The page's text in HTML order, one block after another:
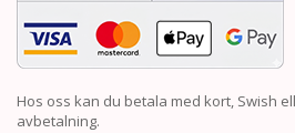
Hos oss kan du betala med kort, Swish
avbetalning.